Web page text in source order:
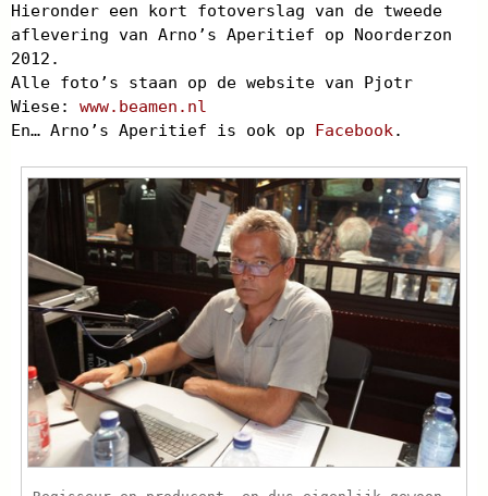
Clips
Discografie
Schnabbel en babbel
Biografie
Agenda
In de pers
Contact
Hieronder een kort fotoverslag van de tweede
aflevering van Arno’s Aperitief op Noorderzon
2012.
Alle foto’s staan op de website van Pjotr
Wiese: www.beamen.nl
En… Arno’s Aperitief is ook op Facebook.